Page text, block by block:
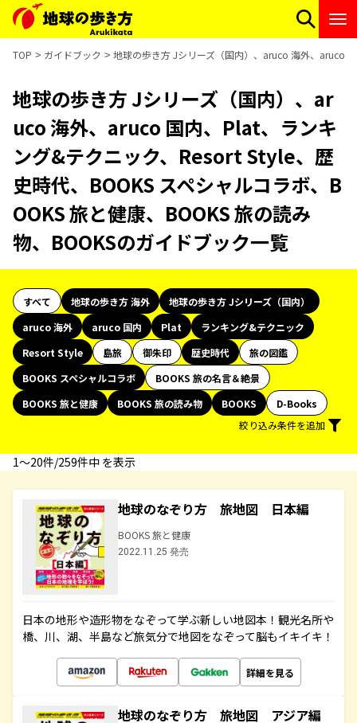
TOP ガイドブック 地球の歩き方 Jシリーズ（国内）、aruco 海外、aruco
地球の歩き方 Jシリーズ（国内）、ar
uco 海外、aruco 国内、Plat、ランキ
ング&テクニック、Resort Style、歴
史時代、BOOKS スペシャルコラボ、B
OOKS 旅と健康、BOOKS 旅の読み
物、BOOKSのガイドブック一覧
すべて 地球の歩き方 海外
地球の歩き方 Jシリーズ（国内）
aruco 海外
aruco 国内 Plat
ランキング&テクニック
Resort Style
島旅 御朱印 歴史時代
旅の図鑑
BOOKS スペシャルコラボ
BOOKS 旅の名言＆絶景
BOOKS 旅と健康
BOOKS 旅の読み物 BOOKS
D-Books
絞り込み条件を追加
1〜20件/259件中 を表示
地球のなぞり方 旅地図 日本編
BOOKS 旅と健康
2022.11.25 発売
日本の地形や造形物をなぞって学ぶ新しい地図本！観光名所や
橋、川、湖、半島など旅気分で地図をなぞって脳もイキイキ！
詳細を見る
地球のなぞり方 旅地図 アジア編